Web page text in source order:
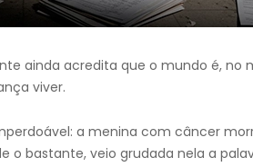
ainda acredita que o mundo é, no
viver.
a menina com câncer
o bastante, veio grudada nela a